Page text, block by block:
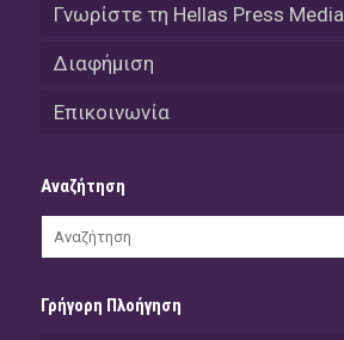
Γνωρίστε τη Hellas Press Media
Διαφήμιση
Επικοινωνία
Αναζήτηση
Γρήγορη Πλοήγηση